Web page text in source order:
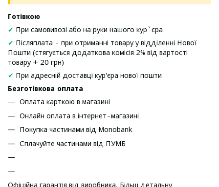
Готівкою
✔ При самовивозі або на руки нашого кур`єра
✔ Післяплата - при отриманні товару у відділенні Нової
Пошти (стягується додаткова комісія 2% від вартості
товару + 20 грн)
✔ При адресній доставці кур'єра нової пошти
Безготівкова оплата
Оплата карткою в магазині
Онлайн оплата в інтернет-магазині
Покупка частинами від Monobank
Сплачуйте частинами від ПУМБ
Офіційна гарантія від виробника. Більш детальну